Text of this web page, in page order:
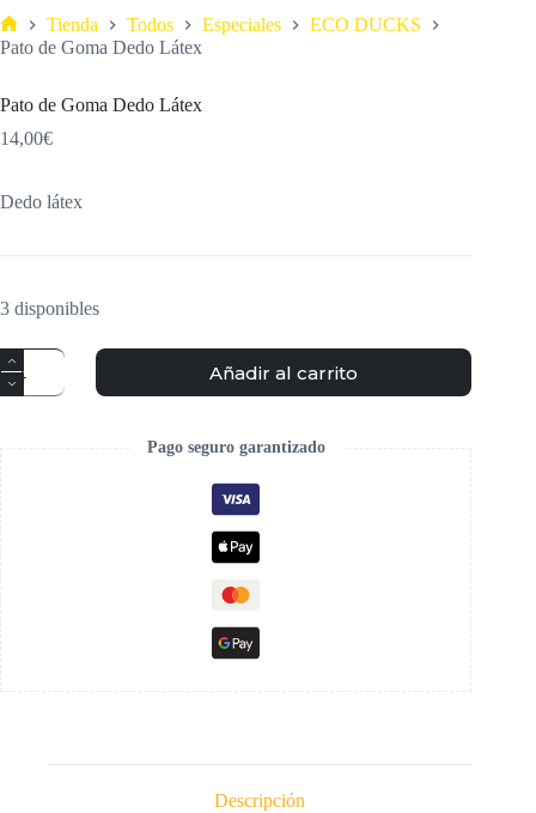
Tienda Todos Especiales
ECO DUCKS
Pato de Goma Dedo Látex
Pato de Goma Dedo Látex
14,00€
Dedo látex
3 disponibles
Añadir al carrito
Pago seguro garantizado
Descripción